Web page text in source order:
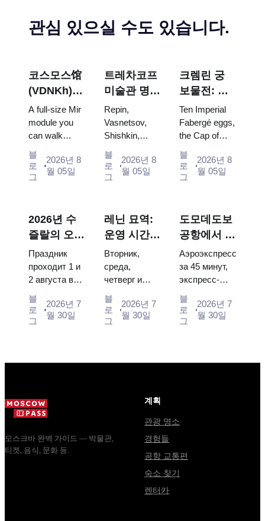
관심 있으실 수도 있습니다.
코스모스馆
(VDNKh) :
러시아 최대
우주 전시관
A full-size Mir
module you
can walk
Energia–
Buran model,
capsules and
120 pieces of
flight...
블
로
그
2026년 8
월 05일
트레차코프
미술관 명
작: 꼭 봐야
할 그림들을
중심으로 한
방문 계획
Repin,
Vasnetsov,
Shishkin,
and Surikov
— the works
they hang,
and why
booking the...
블
로
그
2026년 8
월 05일
크렘린 궁
보물전: 파
베르제 달
걀, 왕좌, 대
관식 예복
Ten Imperial
Fabergé eggs,
the Cap of
the double
throne of two
dress of
Catherine...
블
로
그
2026년 8
월 05일
2026년 수
즐랄의 오이
데이: 티켓,
일정 및 모
스크바에서
가는 방법
Праздник
проходит 1 и
2 августа в
деревянного
зодчества.
через
Владими...
블
로
그
2026년 7
월 30일
레닌 묘역:
운영 시간,
입장 및 크
렘린과 혼동
되는 주요
사항
Вторник,
среда,
четверг и
10:00 до
13:00, вход
블
로
그
2026년 7
월 30일
도모데도보
공항에서 모
스크바 시내
로: 에어로
익스프레스,
버스, 또는
전철
Аэроэкспресс
за 45 минут,
экспресс-
450 рублей,
социальный
블
로
그
2026년 7
월 30일
모스크바 완벽 가이드 — 박물관,
티켓, 음식, 문화 등.
계획
관광 명소
경험들
공항 교통편
숙소 찾기
렌터카